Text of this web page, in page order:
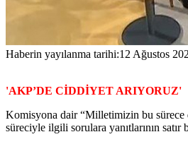
Haberin yayılanma tarihi:12 Ağustos
'AKP’DE CİDDİYET ARIYORUZ'
Komisyona dair “Milletimizin bu sürece
süreciyle ilgili sorulara yanıtlarının satır